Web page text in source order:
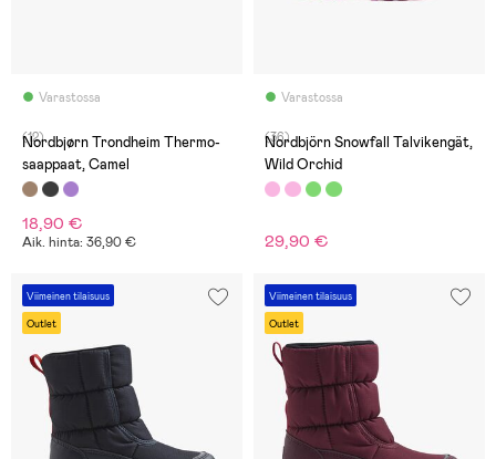
Varastossa
(12)
Nordbjørn Trondheim Thermo-
saappaat, Camel
18,90 €
Aik. hinta: 36,90 €
Varastossa
(36)
Nordbjörn Snowfall Talvikengät,
Wild Orchid
29,90 €
Viimeinen tilaisuus
Outlet
Viimeinen tilaisuus
Outlet